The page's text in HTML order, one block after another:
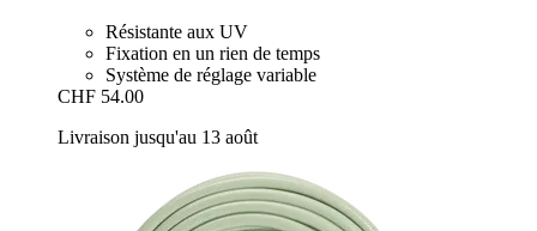
Résistante aux UV
Fixation en un rien de temps
Système de réglage variable
CHF 54.00
Livraison jusqu'au 13 août